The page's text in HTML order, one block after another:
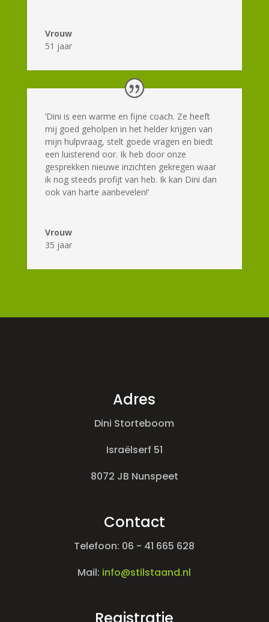
Vrouw
51 jaar
‘Dini is een warme en fijne coach. Ze heeft
mij goed geholpen in het helder krijgen van
mijn hulpvraag, stelt goede vragen en biedt
een luisterend oor. Ik heb door onze
gesprekken nieuwe inzichten gekregen waar
ik nog steeds profijt van heb. Ik kan Dini dan
ook van harte aanbevelen!’
Vrouw
35 jaar
Adres
Dini Storteboom
Israëlserf 51
8072 JB Nunspeet
Contact
Telefoon: 06 - 41 665 628
Mail: info@stilstaand.nl
Registratie